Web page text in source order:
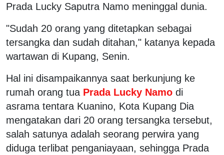
Prada Lucky Saputra Namo meninggal dunia.
"Sudah 20 orang yang ditetapkan sebagai
tersangka dan sudah ditahan," katanya kepada
wartawan di Kupang, Senin.
Hal ini disampaikannya saat berkunjung ke
rumah orang tua Prada Lucky Namo di
asrama tentara Kuanino, Kota Kupang Dia
mengatakan dari 20 orang tersangka tersebut,
salah satunya adalah seorang perwira yang
diduga terlibat penganiayaan, sehingga Prada